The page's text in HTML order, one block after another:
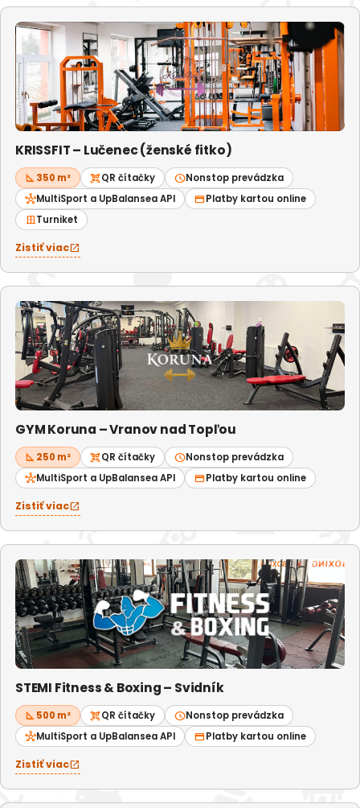
KRISSFIT – Lučenec (ženské fitko)
square_foot 350 m² qr_code_scannerQR čítačky scheduleNonstop prevádzka
hubMultiSport a UpBalansea API credit_cardPlatby kartou online
door_slidingTurniket
Zistiť viacopen_in_new
GYM Koruna – Vranov nad Topľou
square_foot 250 m² qr_code_scannerQR čítačky scheduleNonstop prevádzka
hubMultiSport a UpBalansea API credit_cardPlatby kartou online
Zistiť viacopen_in_new
STEMI Fitness & Boxing – Svidník
square_foot 500 m² qr_code_scannerQR čítačky scheduleNonstop prevádzka
hubMultiSport a UpBalansea API credit_cardPlatby kartou online
Zistiť viacopen_in_new